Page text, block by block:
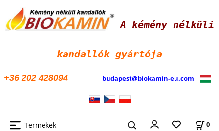
A kémény nélküli
kandallók gyártója
+36 202 428094 budapest@biokamin-eu.com
Termékek 0